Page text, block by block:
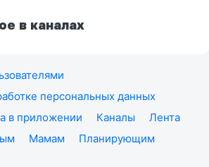
в каналах
персональных данных
в приложении Каналы
Лента
Мамам
Планирующим